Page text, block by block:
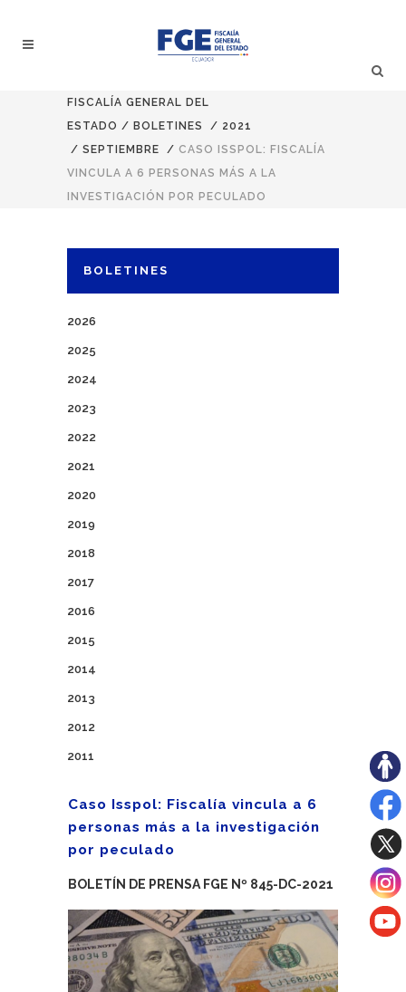
FISCALÍA GENERAL DEL
ESTADO / BOLETINES / 2021
/ SEPTIEMBRE / CASO ISSPOL: FISCALÍA
VINCULA A 6 PERSONAS MÁS A LA
INVESTIGACIÓN POR PECULADO
BOLETINES
2026
2025
2024
2023
2022
2021
2020
2019
2018
2017
2016
2015
2014
2013
2012
2011
Caso Isspol: Fiscalía vincula a 6
personas más a la investigación
por peculado
BOLETÍN DE PRENSA FGE Nº 845-DC-2021